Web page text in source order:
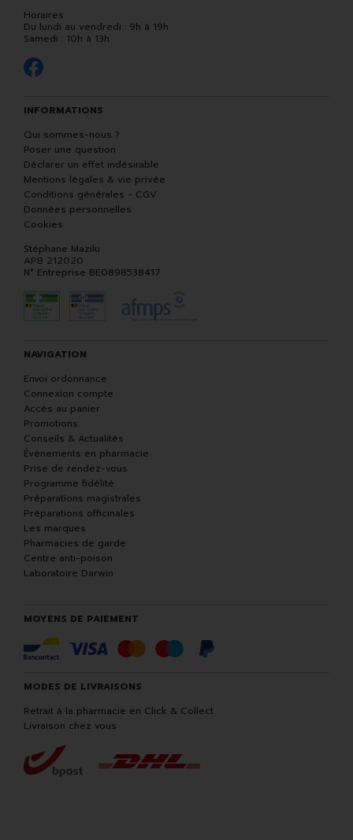
Horaires
Du lundi au vendredi : 9h à 19h
Samedi : 10h à 13h
INFORMATIONS
Qui sommes-nous ?
Poser une question
Déclarer un effet indésirable
Mentions légales & vie privée
Conditions générales - CGV
Données personnelles
Cookies
Stéphane Mazilu
APB 212020
N° Entreprise BE0898538417
NAVIGATION
Envoi ordonnance
Connexion compte
Accès au panier
Promotions
Conseils & Actualités
Événements en pharmacie
Prise de rendez-vous
Programme fidélité
Préparations magistrales
Préparations officinales
Les marques
Pharmacies de garde
Centre anti-poison
Laboratoire Darwin
MOYENS DE PAIEMENT
MODES DE LIVRAISONS
Retrait à la pharmacie en Click & Collect
Livraison chez vous